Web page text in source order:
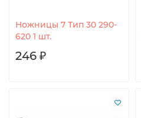
Ножницы 7 Тип 30 290-
620 1 шт.
246 ₽